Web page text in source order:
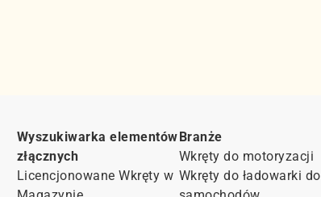
Wyszukiwarka elementów
złącznych
Licencjonowane Wkręty w
Branże
Wkręty do motoryzacji
Wkręty do ładowarki do